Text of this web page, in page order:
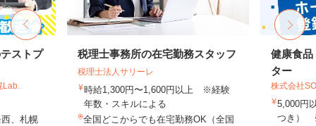
ストプ
、札幌
税理士事務所の在宅勤務スタッフ
税理士法人サリーレ
時給1,300円〜1,600円以上 ※経験
年数・スキルによる
全国どこからでも在宅勤務OK（全国
健康食品
ター
株式会社
5,000円
つき）